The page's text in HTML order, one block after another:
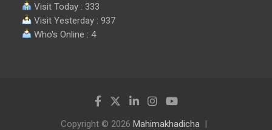
Visit Today : 333
Visit Yesterday : 937
Who's Online : 4
Copyright © 2026 Mahimakhadicha